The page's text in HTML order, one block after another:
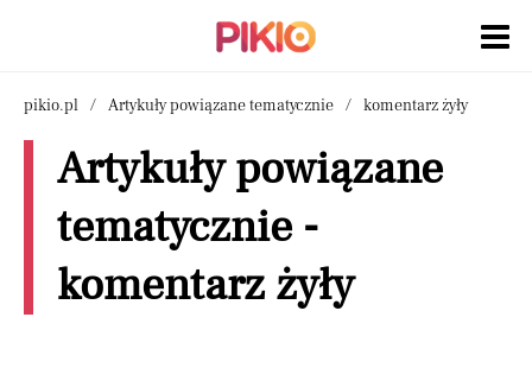
pikio.pl Artykuły powiązane tematycznie komentarz żyły
Artykuły powiązane
tematycznie -
komentarz żyły